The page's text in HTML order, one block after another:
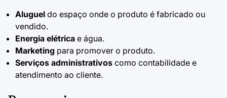
Aluguel do espaço onde o produto é fabricado ou
vendido.
Energia elétrica e água.
Marketing para promover o produto.
Serviços administrativos como contabilidade e
atendimento ao cliente.